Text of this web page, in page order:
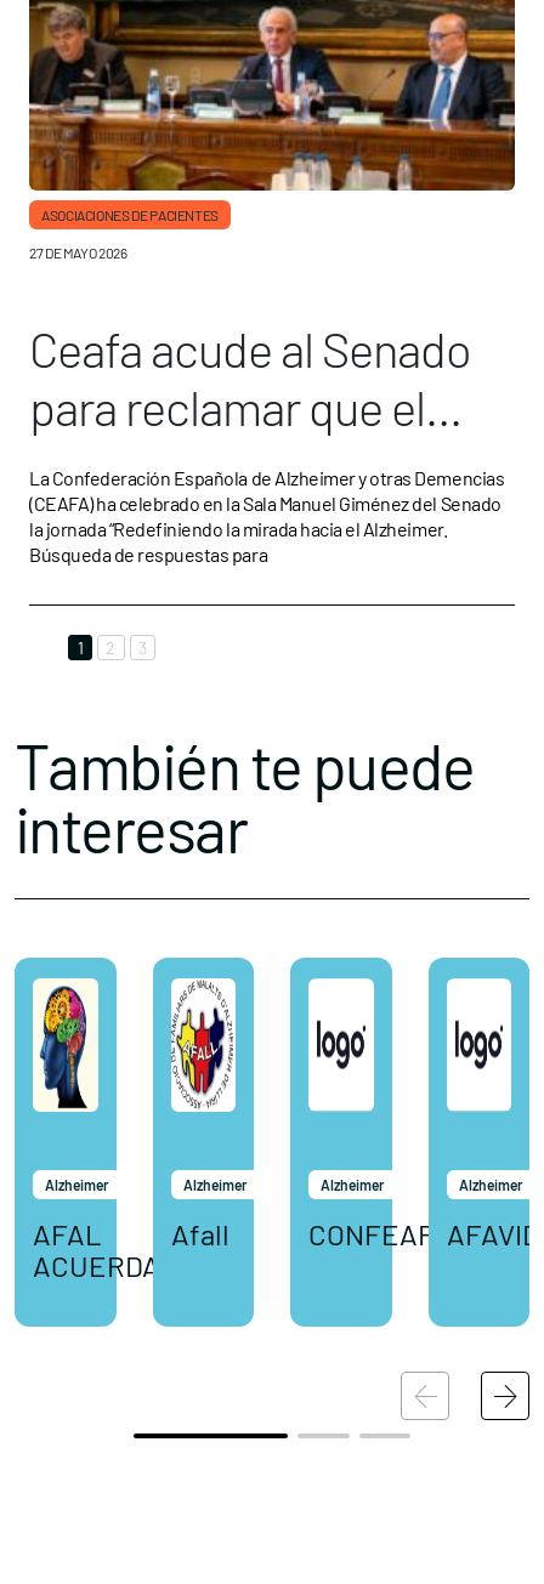
ASOCIACIONES DE PACIENTES
27 DE MAYO 2026
Ceafa acude al Senado
para reclamar que el
alzhéimer esté en la
agenda política
La Confederación Española de Alzheimer y otras Demencias
(CEAFA) ha celebrado en la Sala Manuel Giménez del Senado
la jornada “Redefiniendo la mirada hacia el Alzheimer.
Búsqueda de respuestas para
1 2 3
También te puede
interesar
Alzheimer
AFAL
ACUERDATE
Alzheimer
Afall
Alzheimer
CONFEAFA
Alzheimer